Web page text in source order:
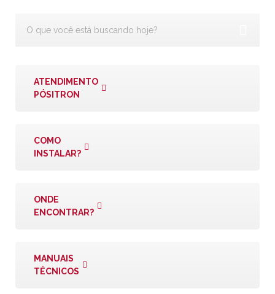
ATENDIMENTO
PÓSITRON
COMO
INSTALAR?
ONDE
ENCONTRAR?
MANUAIS
TÉCNICOS